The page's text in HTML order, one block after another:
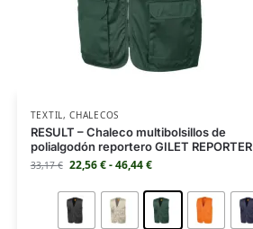
TEXTIL,CHALECOS
RESULT – Chaleco multibolsillos de
polialgodón reportero GILET REPORTER
33,17€ 22,56€-46,44€